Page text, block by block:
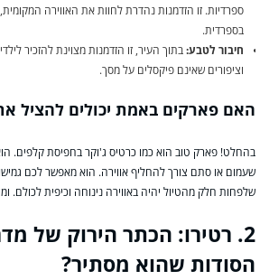
ספרדיות. זו הזדמנות נהדרת לחוות את האווירה
בספרדית.
חיבור לטבע:בתוך העיר, זו הזדמנות מצוינת להזכיר
וציפורים שאינם פיקסלים על מסך.
האם פארקים באמת יכולים להציל
בהחלט! פארק טוב הוא כמו כרטיס ג'וקר בחפיסת קלפים.
שעמום או סתם צורך להחליף אווירה. הוא מאפשר לכם
שלפחות חלק מהטיול יהיה באווירה נינוחה וכיפית לכולם.
2. רטירו: הכתר הירוק של
הסודות שהוא מסתיר?